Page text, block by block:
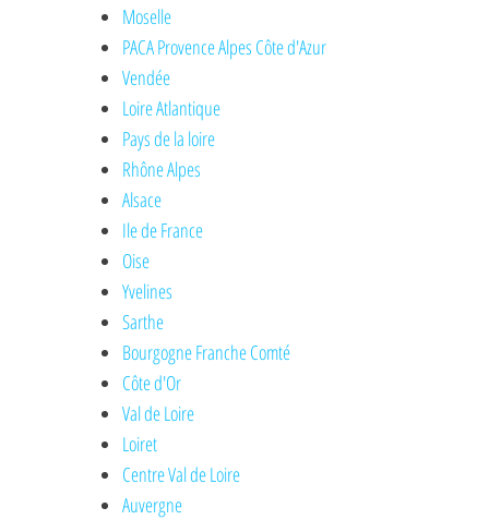
Moselle
PACA Provence Alpes Côte d'Azur
Vendée
Loire Atlantique
Pays de la loire
Rhône Alpes
Alsace
Ile de France
Oise
Yvelines
Sarthe
Bourgogne Franche Comté
Côte d'Or
Val de Loire
Loiret
Centre Val de Loire
Auvergne